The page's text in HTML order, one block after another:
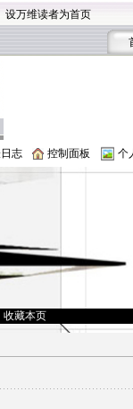
设万维读者为首页
志 控制面板 个
收藏本页